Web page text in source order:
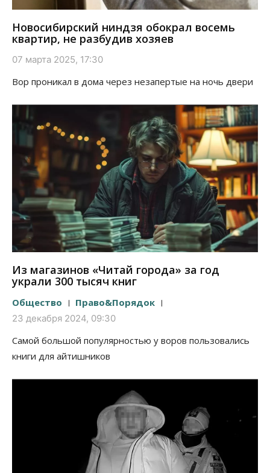
Новосибирский ниндзя обокрал восемь
квартир, не разбудив хозяев
07 марта 2025, 17:30
Вор проникал в дома через незапертые на ночь двери
Из магазинов «Читай города» за год
украли 300 тысяч книг
Общество Право&Порядок
23 декабря 2024, 09:30
Самой большой популярностью у воров пользовались
книги для айтишников